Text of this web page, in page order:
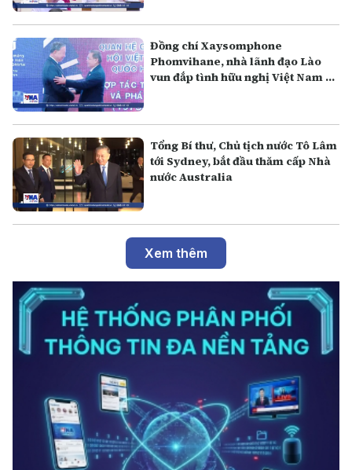
Đồng chí Xaysomphone
Phomvihane, nhà lãnh đạo Lào
vun đắp tình hữu nghị Việt Nam -
Tổng Bí thư, Chủ tịch nước Tô Lâm
tới Sydney, bắt đầu thăm cấp Nhà
nước Australia
Xem thêm